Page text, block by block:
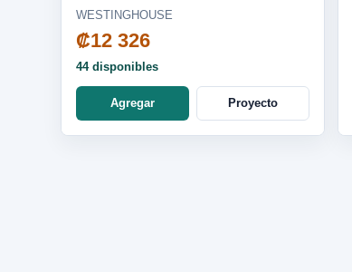
WKTTSL10
WESTINGHOUSE
₡12 326
44 disponibles
Agregar Proyecto